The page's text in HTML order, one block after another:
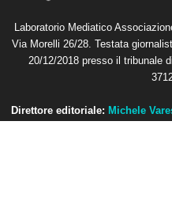
Laboratorio Mediatico
Via Morelli 26/28. Testata
20/12/2018 presso il tribunale
Direttore editoriale: Michele